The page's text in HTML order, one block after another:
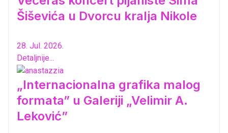
Šiševića u Dvorcu kralja Nikole
28. Jul. 2026.
Detaljnije...
„Internacionalna grafika malog
formata” u Galeriji „Velimir A.
Leković”